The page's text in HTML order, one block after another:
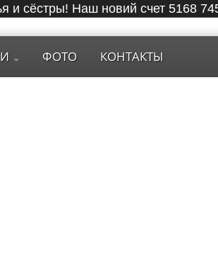
и сёстры! Наш новий счет 5168
ФОТО КОНТАКТЫ